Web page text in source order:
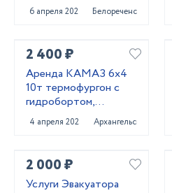
6 апреля 2023 Белореченск
2 400 ₽
Аренда КАМАЗ 6х4
10т термофургон с
гидробортом,
Архангельск
4 апреля 2025 Архангельск
2 000 ₽
Услуги Эвакуатора